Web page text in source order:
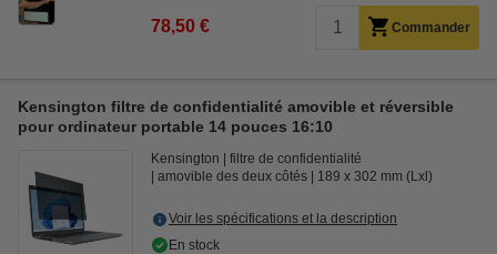
78,50 € Commander
Kensington filtre de confidentialité amovible et réversible
pour ordinateur portable 14 pouces 16:10
Kensington
filtre de confidentialité
amovible des deux côtés
189 x 302 mm (Lxl)
Voir les spécifications et la description
En stock